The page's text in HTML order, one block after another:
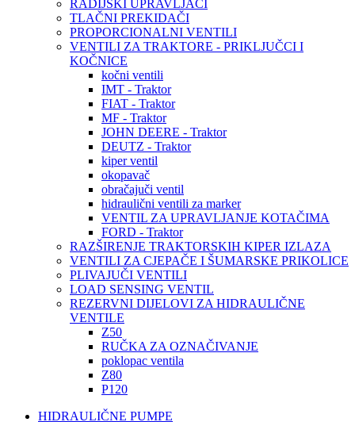
RADIJSKI UPRAVLJAČI
TLAČNI PREKIDAČI
PROPORCIONALNI VENTILI
VENTILI ZA TRAKTORE - PRIKLJUČCI I
KOČNICE
kočni ventili
IMT - Traktor
FIAT - Traktor
MF - Traktor
JOHN DEERE - Traktor
DEUTZ - Traktor
kiper ventil
okopavač
obračajuči ventil
hidraulični ventili za marker
VENTIL ZA UPRAVLJANJE KOTAČIMA
FORD - Traktor
RAZŠIRENJE TRAKTORSKIH KIPER IZLAZA
VENTILI ZA CJEPAČE I ŠUMARSKE PRIKOLICE
PLIVAJUČI VENTILI
LOAD SENSING VENTIL
REZERVNI DIJELOVI ZA HIDRAULIČNE
VENTILE
Z50
RUČKA ZA OZNAČIVANJE
poklopac ventila
Z80
P120
HIDRAULIČNE PUMPE